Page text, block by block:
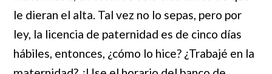
le dieran el alta. Tal vez no lo sepas, pero por
ley, la licencia de paternidad es de cinco días
hábiles, entonces, ¿cómo lo hice? ¿Trabajé en la